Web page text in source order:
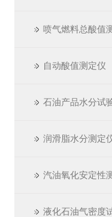
喷气燃料总酸值
自动酸值测定仪
石油产品水分试
润滑脂水分测定
汽油氧化安定性
液化石油气密度